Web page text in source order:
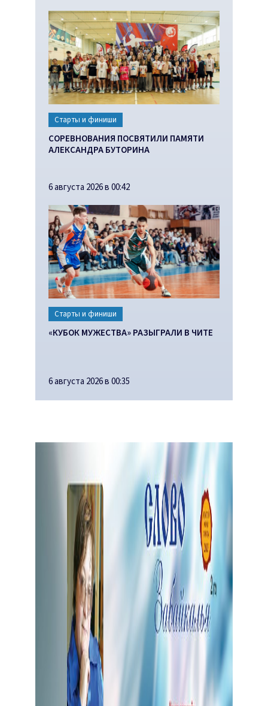
Старты и финиши
СОРЕВНОВАНИЯ ПОСВЯТИЛИ ПАМЯТИ
АЛЕКСАНДРА БУТОРИНА
6 августа 2026 в 00:42
Старты и финиши
«КУБОК МУЖЕСТВА» РАЗЫГРАЛИ В ЧИТЕ
6 августа 2026 в 00:35